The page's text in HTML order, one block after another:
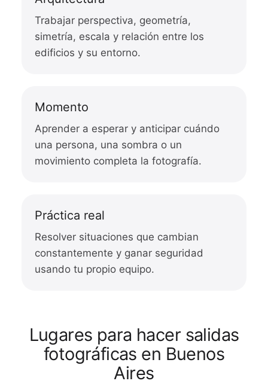
Trabajar perspectiva, geometría,
simetría, escala y relación entre los
edificios y su entorno.
Momento
Aprender a esperar y anticipar cuándo
una persona, una sombra o un
movimiento completa la fotografía.
Práctica real
Resolver situaciones que cambian
constantemente y ganar seguridad
usando tu propio equipo.
Lugares para hacer salidas
fotográficas en Buenos
Aires